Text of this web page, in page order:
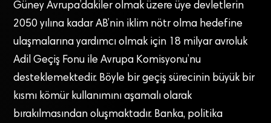
Güney Avrupa’dakiler olmak üzere üye devletlerin
2050 yılına kadar AB’nin iklim nötr olma hedefine
ulaşmalarına yardımcı olmak için 18 milyar avroluk
Adil Geçiş Fonu ile Avrupa Komisyonu’nu
desteklemektedir. Böyle bir geçiş sürecinin büyük bir
kısmı kömür kullanımını aşamalı olarak
bırakılmasından oluşmaktadır. Banka, politika